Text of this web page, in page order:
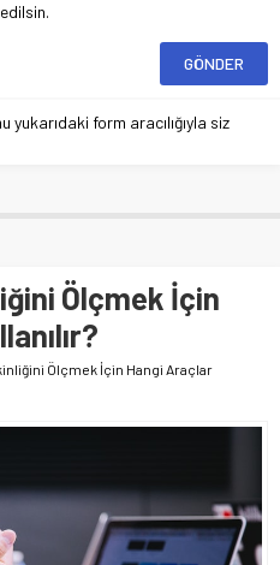
yukarıdaki form aracılığıyla siz
Ölçmek İçin
Ölçmek İçin Hangi Araçlar